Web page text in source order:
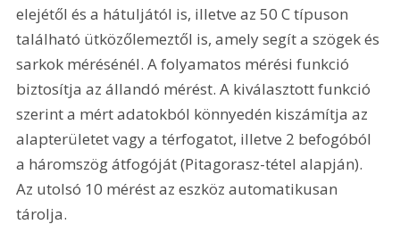
elejétől és a hátuljától is, illetve az 50 C típuson
található ütközőlemeztől is, amely segít a szögek és
sarkok mérésénél. A folyamatos mérési funkció
biztosítja az állandó mérést. A kiválasztott funkció
szerint a mért adatokból könnyedén kiszámítja az
alapterületet vagy a térfogatot, illetve 2 befogóból
a háromszög átfogóját (Pitagorasz-tétel alapján).
Az utolsó 10 mérést az eszköz automatikusan
tárolja.